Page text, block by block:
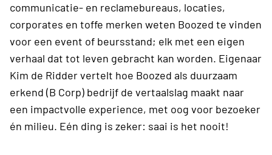
communicatie- en reclamebureaus, locaties,
corporates en toffe merken weten Boozed te vinden
voor een event of beursstand; elk met een eigen
verhaal dat tot leven gebracht kan worden. Eigenaar
Kim de Ridder vertelt hoe Boozed als duurzaam
erkend (B Corp) bedrijf de vertaalslag maakt naar
een impactvolle experience, met oog voor bezoeker
én milieu. Eén ding is zeker: saai is het nooit!